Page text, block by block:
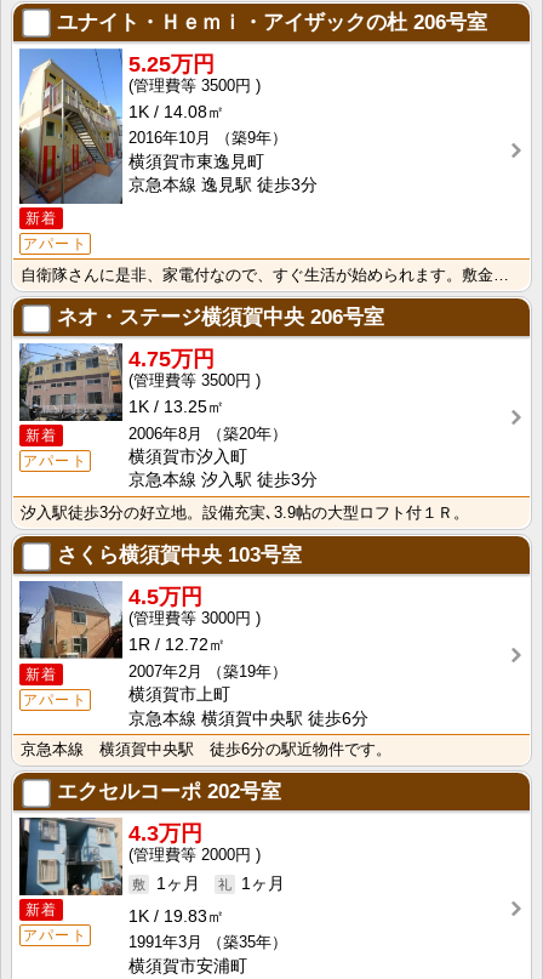
ユナイト・Ｈｅｍｉ・アイザックの杜 206号室
新着
アパート
5.25万円
3500円
1K
14.08㎡
2016年10月
（築9年）
横須賀市東逸見町
京急本線 逸見駅 徒歩3分
ネオ・ステージ横須賀中央 206号室
新着
アパート
4.75万円
3500円
1K
13.25㎡
2006年8月
（築20年）
横須賀市汐入町
京急本線 汐入駅 徒歩3分
汐入駅徒歩3分の好立地。設備充実､3.9帖の大型ロフト付１Ｒ。
さくら横須賀中央 103号室
新着
アパート
4.5万円
3000円
1R
12.72㎡
2007年2月
（築19年）
横須賀市上町
京急本線 横須賀中央駅 徒歩6分
京急本線 横須賀中央駅 徒歩6分の駅近物件です。
エクセルコーポ 202号室
新着
アパート
4.3万円
2000円
1ヶ月
1ヶ月
1K
19.83㎡
1991年3月
（築35年）
横須賀市安浦町